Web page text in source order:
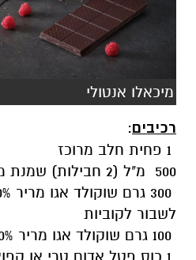
מיכאלו אנטולי
רכיבים:
500
מ"ל (2 חבילות) שמנת מתוקה להקצפה
לשבור לקוביות